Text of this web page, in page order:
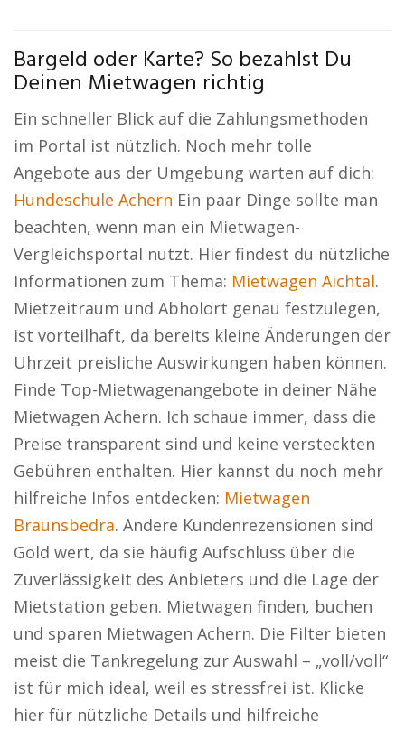
Bargeld oder Karte? So bezahlst Du
Deinen Mietwagen richtig
Ein schneller Blick auf die Zahlungsmethoden
im Portal ist nützlich. Noch mehr tolle
Angebote aus der Umgebung warten auf dich:
Hundeschule Achern Ein paar Dinge sollte man
beachten, wenn man ein Mietwagen-
Vergleichsportal nutzt. Hier findest du nützliche
Informationen zum Thema: Mietwagen Aichtal.
Mietzeitraum und Abholort genau festzulegen,
ist vorteilhaft, da bereits kleine Änderungen der
Uhrzeit preisliche Auswirkungen haben können.
Finde Top-Mietwagenangebote in deiner Nähe
Mietwagen Achern. Ich schaue immer, dass die
Preise transparent sind und keine versteckten
Gebühren enthalten. Hier kannst du noch mehr
hilfreiche Infos entdecken: Mietwagen
Braunsbedra. Andere Kundenrezensionen sind
Gold wert, da sie häufig Aufschluss über die
Zuverlässigkeit des Anbieters und die Lage der
Mietstation geben. Mietwagen finden, buchen
und sparen Mietwagen Achern. Die Filter bieten
meist die Tankregelung zur Auswahl – „voll/voll“
ist für mich ideal, weil es stressfrei ist. Klicke
hier für nützliche Details und hilfreiche